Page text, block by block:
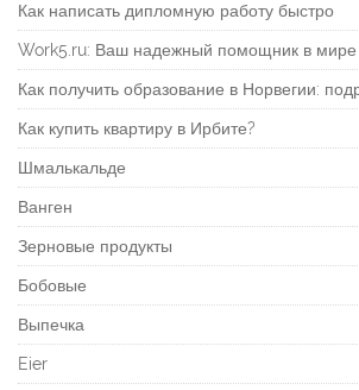
Как написать дипломную работу быстро
Work5.ru: Ваш надежный помощник в мире
Как получить образование в Норвегии:
Как купить квартиру в Ирбите?
Шмалькальде
Ванген
Зерновые продукты
Бобовые
Выпечка
Eier